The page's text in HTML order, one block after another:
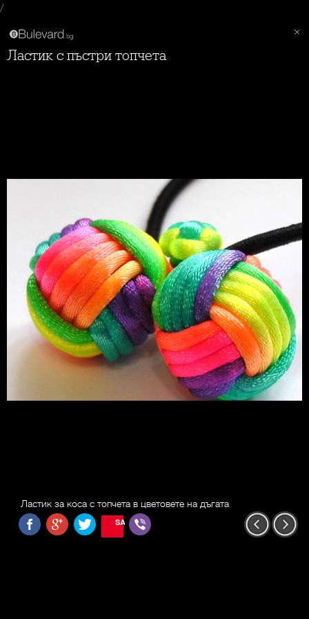
/
Ластик с пъстри топчета
Ластик за коса с топчета в цветовете на дъгата
SAVE